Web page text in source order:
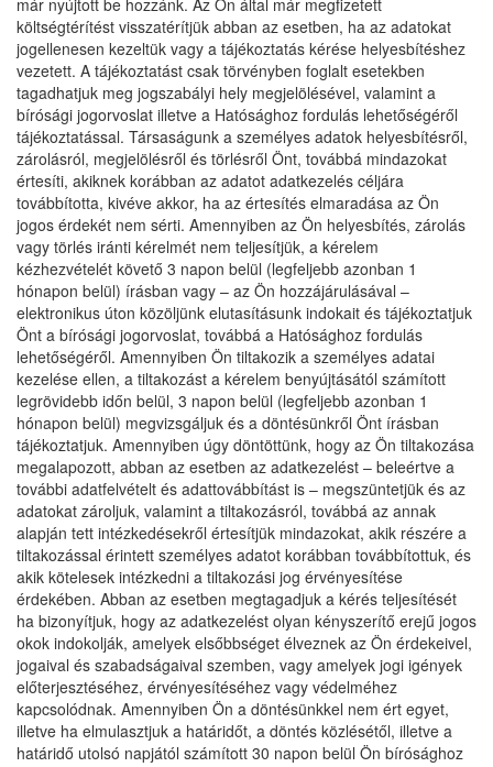
már nyújtott be hozzánk. Az Ön által már megfizetett
költségtérítést visszatérítjük abban az esetben, ha az adatokat
jogellenesen kezeltük vagy a tájékoztatás kérése helyesbítéshez
vezetett. A tájékoztatást csak törvényben foglalt esetekben
tagadhatjuk meg jogszabályi hely megjelölésével, valamint a
bírósági jogorvoslat illetve a Hatósághoz fordulás lehetőségéről
tájékoztatással. Társaságunk a személyes adatok helyesbítésről,
zárolásról, megjelölésről és törlésről Önt, továbbá mindazokat
értesíti, akiknek korábban az adatot adatkezelés céljára
továbbította, kivéve akkor, ha az értesítés elmaradása az Ön
jogos érdekét nem sérti. Amennyiben az Ön helyesbítés, zárolás
vagy törlés iránti kérelmét nem teljesítjük, a kérelem
kézhezvételét követő 3 napon belül (legfeljebb azonban 1
hónapon belül) írásban vagy – az Ön hozzájárulásával –
elektronikus úton közöljünk elutasításunk indokait és tájékoztatjuk
Önt a bírósági jogorvoslat, továbbá a Hatósághoz fordulás
lehetőségéről. Amennyiben Ön tiltakozik a személyes adatai
kezelése ellen, a tiltakozást a kérelem benyújtásától számított
legrövidebb időn belül, 3 napon belül (legfeljebb azonban 1
hónapon belül) megvizsgáljuk és a döntésünkről Önt írásban
tájékoztatjuk. Amennyiben úgy döntöttünk, hogy az Ön tiltakozása
megalapozott, abban az esetben az adatkezelést – beleértve a
további adatfelvételt és adattovábbítást is – megszüntetjük és az
adatokat zároljuk, valamint a tiltakozásról, továbbá az annak
alapján tett intézkedésekről értesítjük mindazokat, akik részére a
tiltakozással érintett személyes adatot korábban továbbítottuk, és
akik kötelesek intézkedni a tiltakozási jog érvényesítése
érdekében. Abban az esetben megtagadjuk a kérés teljesítését
ha bizonyítjuk, hogy az adatkezelést olyan kényszerítő erejű jogos
okok indokolják, amelyek elsőbbséget élveznek az Ön érdekeivel,
jogaival és szabadságaival szemben, vagy amelyek jogi igények
előterjesztéséhez, érvényesítéséhez vagy védelméhez
kapcsolódnak. Amennyiben Ön a döntésünkkel nem ért egyet,
illetve ha elmulasztjuk a határidőt, a döntés közlésétől, illetve a
határidő utolsó napjától számított 30 napon belül Ön bírósághoz